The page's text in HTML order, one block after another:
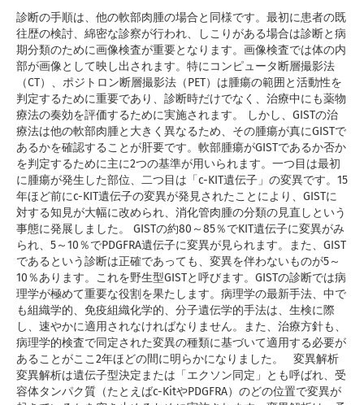
診断の手順は、他の軟部肉腫の場合と同様です。最初に患者の既
往歴の検討、綿密な診察が行われ、しこりがある場合は診断と病
期分類のために画像検査が重要となります。画像検査では体の内
部が画像として映し出されます。特にコンピュータ断層撮影法
（CT）、ポジトロン断層撮影法（PET）は腫瘍の範囲と活動性を
判定するために重要であり、診断時だけでなく、治療中にも薬物
療法の奏効を評価するために実施されます。 しかし、GISTの治
療法は他の軟部肉腫と大きく異なるため、その腫瘍が真にGISTで
あるかを確認することが肝要です。軟部腫瘍がGISTであるか否か
を判定するために主に2つの基準が用いられます。一つ目は最初
に腫瘍が発生した部位、二つ目は「c-KIT遺伝子」の変異です。15
年ほど前にc-KIT遺伝子の変異が発見されたことにより、GISTに
対する知見が大幅に改められ、消化管肉腫の分類の見直しという
事態に発展しました。 GISTの約80～85％でKIT遺伝子に変異がみ
られ、5～10％でPDGFRA遺伝子に変異が見られます。また、GIST
であるという診断は正確であっても、変異を伴わないものが5～
10％あります。これを野生型GISTと呼びます。GISTの診断では病
理学が極めて重要な役割を果たします。病理学の最新手法、中で
も組織学的、免疫組織化学的、分子遺伝学的手法は、生検に際
し、速やかに適用されなければなりません。また、治療方針も、
病理学的検査で同定された変異の種類に基づいて適用する必要が
あることがここ2年ほどの間に明らかになりました。 変異解析
変異解析は遺伝子型決定または「エクソン同定」とも呼ばれ、受
容体タンパク質（たとえばc-KitやPDGFRA）のどの位置で変異が